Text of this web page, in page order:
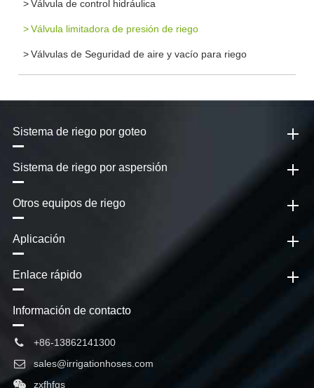
Válvula de control hidráulica
Válvula limitadora de presión de riego
Válvulas de Seguridad de aire y vacío para riego
Sistema de riego por goteo
Sistema de riego por aspersión
Otros equipos de riego
Aplicación
Enlace rápido
Información de contacto
+86-13862141300
sales@irrigationhoses.com
zxfhfgs